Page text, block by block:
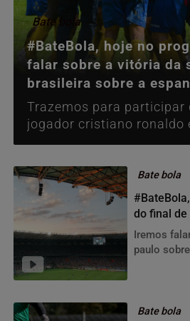
Bate bola
#BateBola, hoje no
falar sobre a vitória da
brasileira sobre a
Ipsum is simply du
Trazemos para participar
jogador cristiano ronaldo
kaka, esta edição
Bate bola
do final de
Iremos
paulo
Bate bola